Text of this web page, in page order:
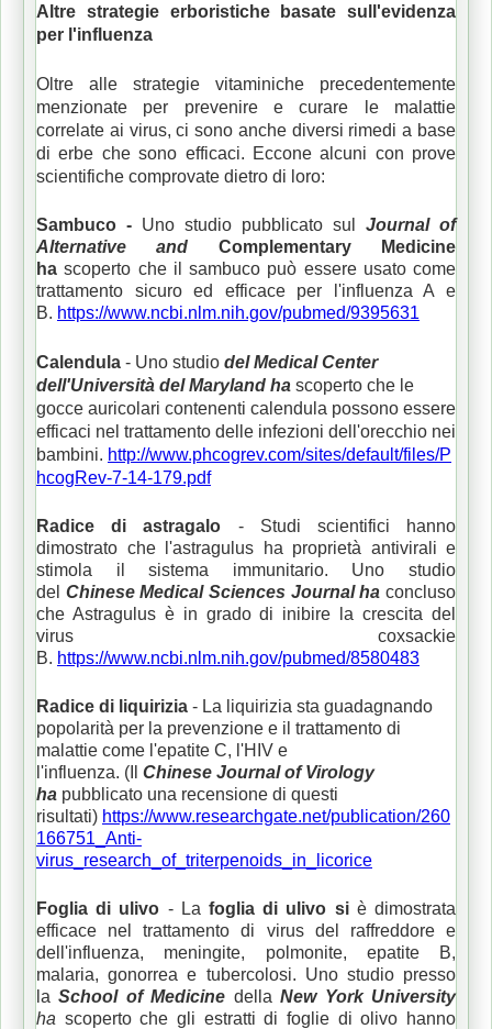
Altre strategie erboristiche basate sull'evidenza
per l'influenza
Oltre alle strategie vitaminiche precedentemente
menzionate per prevenire e curare le malattie
correlate ai virus, ci sono anche diversi rimedi a base
di erbe che sono efficaci. Eccone alcuni con prove
scientifiche comprovate dietro di loro:
Sambuco - Uno studio pubblicato sul
Journal of
Alternative and
Complementary Medicine
ha scoperto che il sambuco può essere usato come
trattamento sicuro ed efficace per l'influenza A e
B. https://www.ncbi.nlm.nih.gov/pubmed/9395631
Calendula - Uno studio del Medical Center
dell'Università del Maryland ha scoperto che le
gocce auricolari contenenti calendula possono essere
efficaci nel trattamento delle infezioni dell'orecchio nei
bambini. http://www.phcogrev.com/sites/default/files/P
hcogRev-7-14-179.pdf
Radice di astragalo - Studi scientifici hanno
dimostrato che l'astragulus ha proprietà antivirali e
stimola il sistema immunitario. Uno studio
del Chinese Medical Sciences Journal ha concluso
che Astragulus è in grado di inibire la crescita del
virus coxsackie
B. https://www.ncbi.nlm.nih.gov/pubmed/8580483
Radice di liquirizia - La liquirizia sta guadagnando
popolarità per la prevenzione e il trattamento di
malattie come l'epatite C, l'HIV e
l'influenza. (Il
Chinese Journal of Virology
ha pubblicato una recensione di questi
risultati) https://www.researchgate.net/publication/260
166751_Anti-
virus_research_of_triterpenoids_in_licorice
Foglia di ulivo - Lafoglia di ulivo si è dimostrata
efficace nel trattamento di virus del raffreddore e
dell'influenza, meningite, polmonite, epatite B,
malaria, gonorrea e tubercolosi. Uno studio presso
laSchool of Medicine dellaNew York University
ha scoperto che gli estratti di foglie di olivo hanno